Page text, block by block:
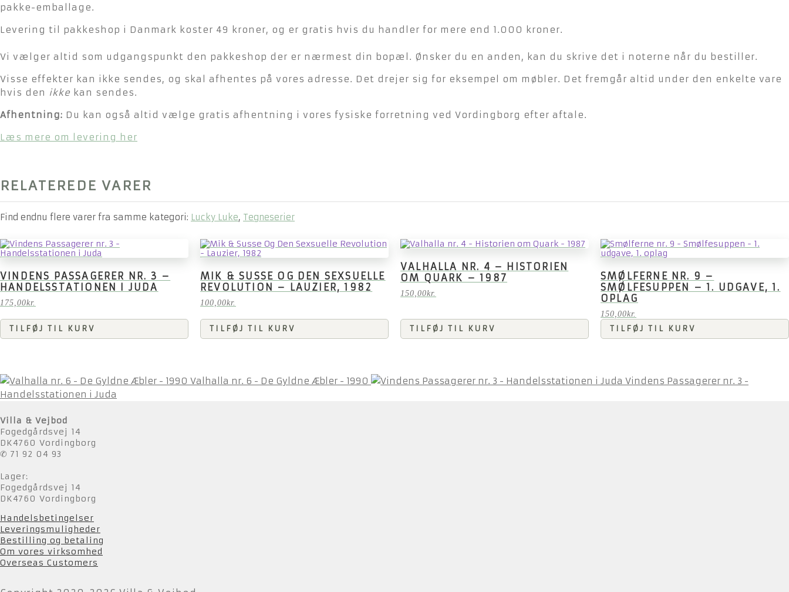
pakke-emballage.
Levering til pakkeshop i Danmark koster 49 kroner, og er gratis hvis du handler for mere end 1.000 kroner.
Vi vælger altid som udgangspunkt den pakkeshop der er nærmest din bopæl. Ønsker du en anden, kan du skrive det i noterne når du bestiller.
Visse effekter kan ikke sendes, og skal afhentes på vores adresse. Det drejer sig for eksempel om møbler. Det fremgår altid under den enkelte vare
hvis den ikke kan sendes.
Afhentning: Du kan også altid vælge gratis afhentning i vores fysiske forretning ved Vordingborg efter aftale.
Læs mere om levering her
RELATEREDE VARER
Find endnu flere varer fra samme kategori: Lucky Luke, Tegneserier
VINDENS PASSAGERER NR. 3 –
HANDELSSTATIONEN I JUDA
175,00kr.
TILFØJ TIL KURV
MIK & SUSSE OG DEN SEXSUELLE
REVOLUTION – LAUZIER, 1982
100,00kr.
TILFØJ TIL KURV
VALHALLA NR. 4 – HISTORIEN
OM QUARK – 1987
150,00kr.
TILFØJ TIL KURV
SMØLFERNE NR. 9 –
SMØLFESUPPEN – 1. UDGAVE, 1.
OPLAG
150,00kr.
TILFØJ TIL KURV
Valhalla nr. 6 - De Gyldne Æbler - 1990
Vindens Passagerer nr. 3 -
Handelsstationen i Juda
Villa & Vejbod
Fogedgårdsvej 14
DK4760 Vordingborg
✆ 71 92 04 93
Lager:
Fogedgårdsvej 14
DK4760 Vordingborg
Handelsbetingelser
Leveringsmuligheder
Bestilling og betaling
Om vores virksomhed
Overseas Customers